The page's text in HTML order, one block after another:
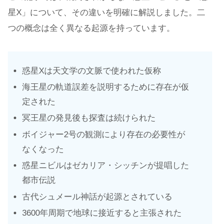
星X」について、その違いを明確に解説しました。二
つの概念は全く異なる起源を持っています。
惑星Xは天文学の文脈で使われた仮称
海王星の軌道誤差を説明するために存在が仮
定された
冥王星の発見後も探査は続けられた
ボイジャー2号の観測により存在の必要性が
なくなった
惑星ニビルはゼカリア・シッチンが提唱した
都市伝説
古代シュメール神話が起源とされている
3600年周期で地球に接近すると主張された